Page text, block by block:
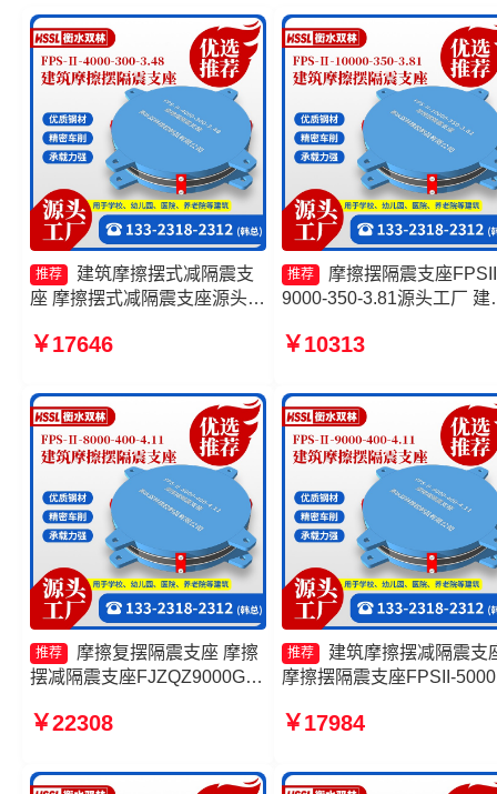
推荐
建筑摩擦摆式减隔震支
座 摩擦摆式减隔震支座源头工
摩擦支座生产厂家
￥17646
推荐
摩擦摆隔震支座
9000-350-3.81源头工厂 建
擦抗震支座源头工厂 摩擦
厂家
￥10313
推荐
摩擦复摆隔震支座 摩擦
摆减隔震支座FJZQZ9000GD
筑摩擦摆式减震支座厂家
￥22308
推荐
建筑摩擦摆减隔震支
摩擦摆隔震支座FPSII-
FPSII-8000-300-3.48源头
￥17984